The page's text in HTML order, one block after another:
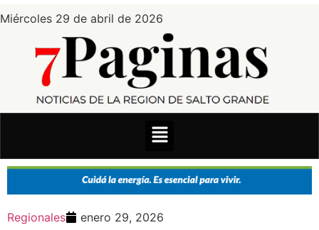
Miércoles 29 de abril de 2026
Regionales enero 29, 2026